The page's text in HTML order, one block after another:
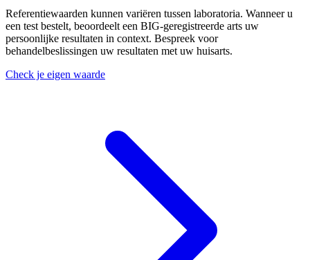
Referentiewaarden kunnen variëren tussen laboratoria. Wanneer u
een test bestelt, beoordeelt een BIG-geregistreerde arts uw
persoonlijke resultaten in context. Bespreek voor
behandelbeslissingen uw resultaten met uw huisarts.
Check je eigen waarde